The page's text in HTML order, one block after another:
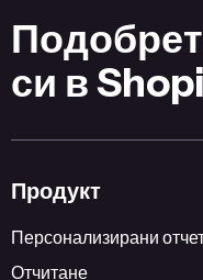
си в
Продукт
Персонализирани
Отчитане